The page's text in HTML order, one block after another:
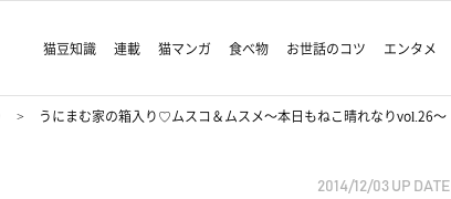
猫豆知識 連載 猫マンガ 食べ物 お世話のコツ エンタメ
うにまむ家の箱入り♡ムスコ＆ムスメ～本日もねこ晴れなりvol.26～
2014/12/03 UP DATE